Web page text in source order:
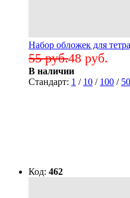
Набор обложек для
48 руб.
55 руб.
В наличии
Стандарт: 1 / 10 / 100 /
Код: 462